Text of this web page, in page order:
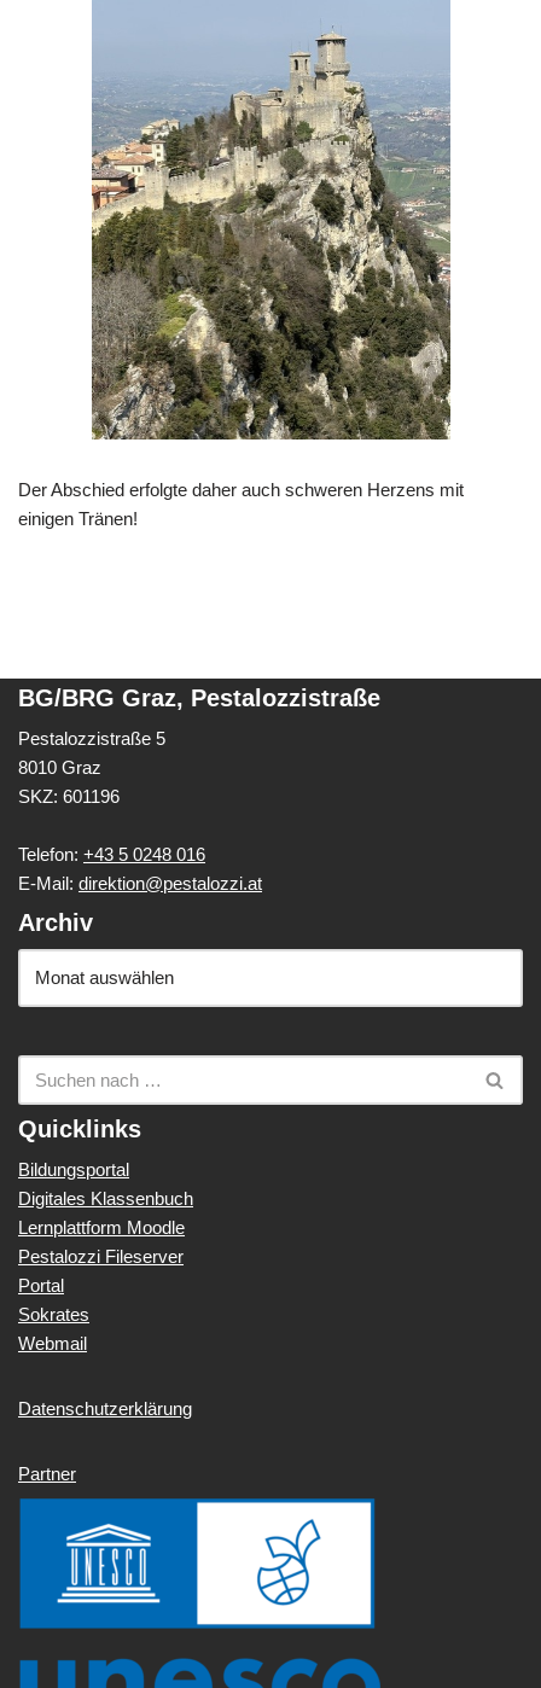
Der Abschied erfolgte daher auch schweren Herzens mit
einigen Tränen!
BG/BRG Graz, Pestalozzistraße
Pestalozzistraße 5
8010 Graz
SKZ: 601196
Telefon: +43 5 0248 016
E-Mail: direktion@pestalozzi.at
Archiv
Quicklinks
Bildungsportal
Digitales Klassenbuch
Lernplattform Moodle
Pestalozzi Fileserver
Portal
Sokrates
Webmail
Datenschutzerklärung
Partner